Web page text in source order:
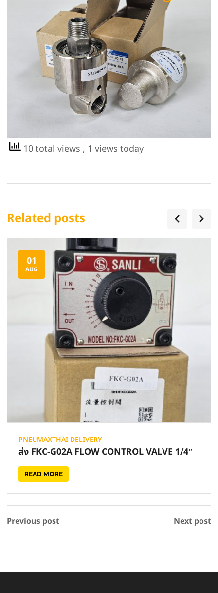
10 total views , 1 views today
Related posts
01
AUG
PNEUMAXTHAI DELIVERY
ส่ง FKC-G02A FLOW CONTROL VALVE 1/4″
READ MORE
Previous post Next post